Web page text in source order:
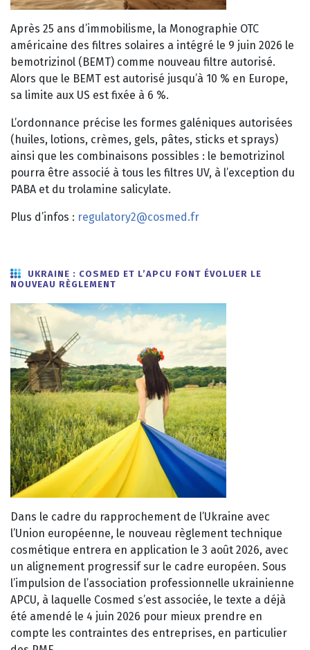
Après 25 ans d’immobilisme, la Monographie OTC
américaine des filtres solaires a intégré le 9 juin 2026 le
bemotrizinol (BEMT) comme nouveau filtre autorisé.
Alors que le BEMT est autorisé jusqu’à 10 % en Europe,
sa limite aux US est fixée à 6 %.
L’ordonnance précise les formes galéniques autorisées
(huiles, lotions, crèmes, gels, pâtes, sticks et sprays)
ainsi que les combinaisons possibles : le bemotrizinol
pourra être associé à tous les filtres UV, à l’exception du
PABA et du trolamine salicylate.
Plus d’infos : regulatory2@cosmed.fr
UKRAINE : COSMED ET L’APCU FONT ÉVOLUER LE
NOUVEAU RÈGLEMENT
Dans le cadre du rapprochement de l’Ukraine avec
l’Union européenne, le nouveau règlement technique
cosmétique entrera en application le 3 août 2026, avec
un alignement progressif sur le cadre européen. Sous
l’impulsion de l’association professionnelle ukrainienne
APCU, à laquelle Cosmed s’est associée, le texte a déjà
été amendé le 4 juin 2026 pour mieux prendre en
compte les contraintes des entreprises, en particulier